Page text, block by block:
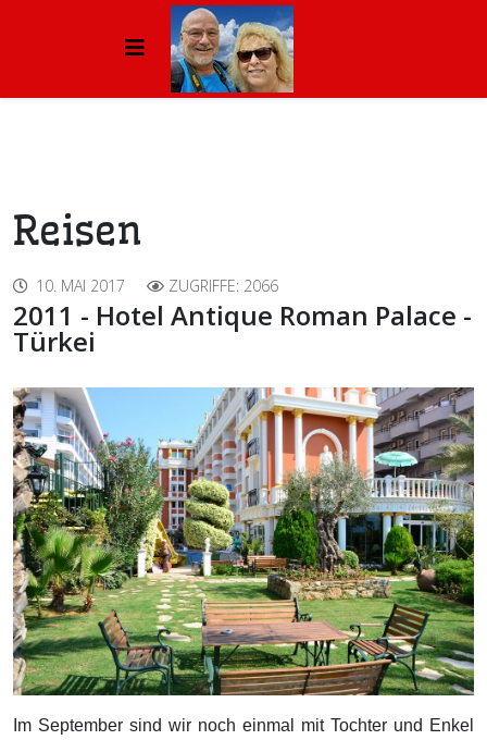
Reisen
10. MAI 2017 ZUGRIFFE: 2066
2011 - Hotel Antique Roman Palace -
Türkei
Im September sind wir noch einmal mit Tochter und Enkel